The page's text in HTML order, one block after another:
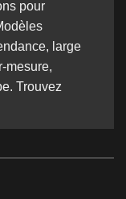
pour
large
mesure,
Trouvez